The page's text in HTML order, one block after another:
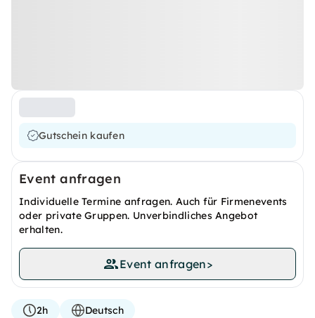
Gutschein kaufen
Event anfragen
Individuelle Termine anfragen. Auch für Firmenevents
oder private Gruppen. Unverbindliches Angebot
erhalten.
Event anfragen>
2h
Deutsch